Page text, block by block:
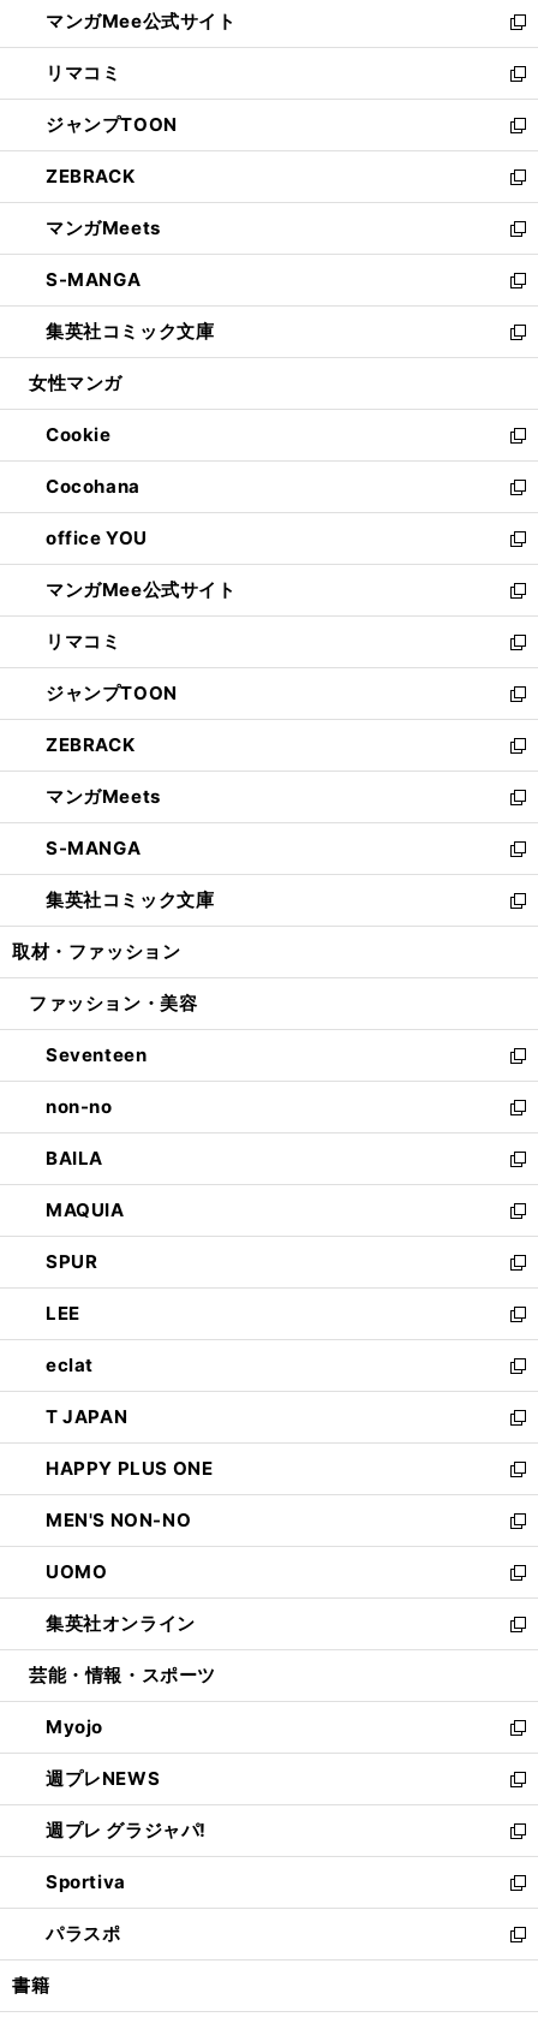
く
ド
ウ
で
開
く
ィ
ン
ド
ウ
で
開
く
い
ウ
ィ
ン
ド
ウ
で
開
く
マンガMee公式サイト
新
し
い
ウ
ィ
ン
ド
ウ
で
開
く
リマコミ
新
し
い
ウ
ィ
ン
ド
ウ
で
開
く
ジャンプTOON
新
し
い
ウ
ィ
ン
ド
ウ
で
開
ZEBRACK
新
し
い
ウ
ィ
ン
ド
ウ
開
く
マンガMeets
新
し
い
ウ
ィ
ン
ウ
で
開
く
S-MANGA
新
し
い
ウ
ン
ド
ウ
で
開
く
集英社コミック文庫
新
し
ウ
ィ
ン
ド
ウ
で
開
く
女性マンガ
Cookie
新
し
い
ウ
ィ
ン
ド
ウ
で
開
く
Cocohana
新
し
い
ウ
ィ
ン
ド
ウ
で
開
く
office YOU
新
し
い
ウ
ィ
ン
ド
ウ
で
開
く
マンガMee公式サイト
新
し
い
ウ
ィ
ン
ド
ウ
で
開
く
リマコミ
新
し
い
ウ
ィ
ン
ド
ウ
で
開
く
ジャンプTOON
新
し
い
ウ
ィ
ン
ド
ウ
で
開
ZEBRACK
新
し
い
ウ
ィ
ン
ド
ウ
開
マンガMeets
新
し
い
ウ
ィ
ン
ウ
開
く
S-MANGA
新
し
い
ウ
ン
ウ
で
開
く
集英社コミック文庫
新
し
ウ
ン
ド
ウ
で
開
く
取材・ファッション
ファッション・美容
Seventeen
新
し
い
ウ
ィ
ン
ド
ウ
で
開
く
non-no
新
し
い
ウ
ィ
ン
ド
ウ
で
開
く
BAILA
新
し
い
ウ
ィ
ン
ド
ウ
で
開
く
MAQUIA
新
し
い
ウ
ィ
ン
ド
ウ
で
開
く
SPUR
新
し
い
ウ
ィ
ン
ド
ウ
で
開
く
LEE
新
し
い
ウ
ィ
ン
ド
ウ
で
開
く
eclat
新
し
い
ウ
ィ
ン
ド
ウ
で
開
く
T JAPAN
新
し
い
ウ
ィ
ン
ド
ウ
で
開
HAPPY PLUS ONE
新
し
い
ウ
ィ
ン
ド
ウ
開
く
MEN'S NON-NO
新
し
い
ウ
ィ
ン
ウ
で
開
く
UOMO
新
し
い
ウ
ン
ド
ウ
で
開
く
集英社オンライン
新
し
ウ
ィ
ン
ド
ウ
で
開
く
芸能・情報・スポーツ
Myojo
新
し
い
ウ
ィ
ン
ド
ウ
で
開
週プレNEWS
新
し
い
ウ
ィ
ン
ド
ウ
開
週プレ グラジャパ!
新
し
い
ウ
ィ
ン
ウ
Sportiva
新
し
い
ウ
ン
パラスポ
新
し
ウ
書籍